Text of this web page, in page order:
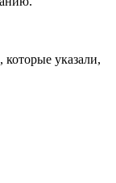
которые указали,